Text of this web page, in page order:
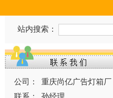
站内搜索：
公司：
重庆尚亿广告灯箱厂